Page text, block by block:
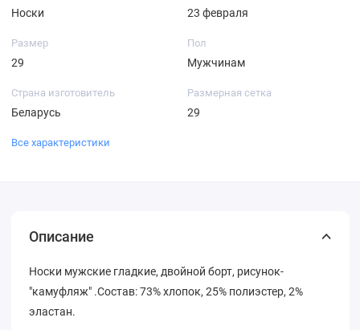
Носки 23 февраля
Размер
29
Пол
Мужчинам
Страна изготовитель
Беларусь
Размерная сетка
29
Все характеристики
Описание
Носки мужские гладкие, двойной борт, рисунок-
"камуфляж" .Состав: 73% хлопок, 25% полиэстер, 2%
эластан.